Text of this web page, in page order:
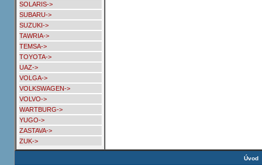
SOLARIS->
SUBARU->
SUZUKI->
TAWRIA->
TEMSA->
TOYOTA->
UAZ->
VOLGA->
VOLKSWAGEN->
VOLVO->
WARTBURG->
YUGO->
ZASTAVA->
ZUK->
Úvod